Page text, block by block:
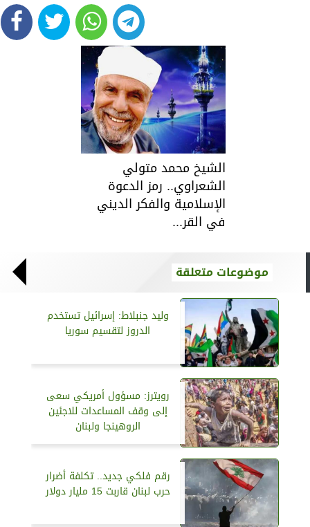
الشيخ محمد متولي
الشعراوي.. رمز الدعوة
الإسلامية والفكر الديني
في القر...
موضوعات متعلقة
وليد جنبلاط: إسرائيل تستخدم
الدروز لتقسيم سوريا
رويترز: مسؤول أمريكي سعى
إلى وقف المساعدات للاجئين
الروهينجا ولبنان
رقم فلكي جديد.. تكلفة أضرار
حرب لبنان قاربت 15 مليار دولار